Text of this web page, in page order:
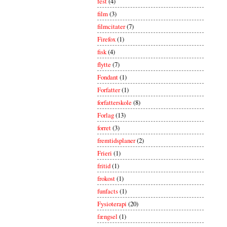
film(3)
filmcitater(7)
Firefox(1)
fisk(4)
flytte(7)
Fondant(1)
Forfatter(1)
forfatterskole(8)
Forlag(13)
forret(3)
fremtidsplaner(2)
Frieri (1)
fritid(1)
frokost(1)
funfacts(1)
Fysioterapi (20)
fængsel (1)